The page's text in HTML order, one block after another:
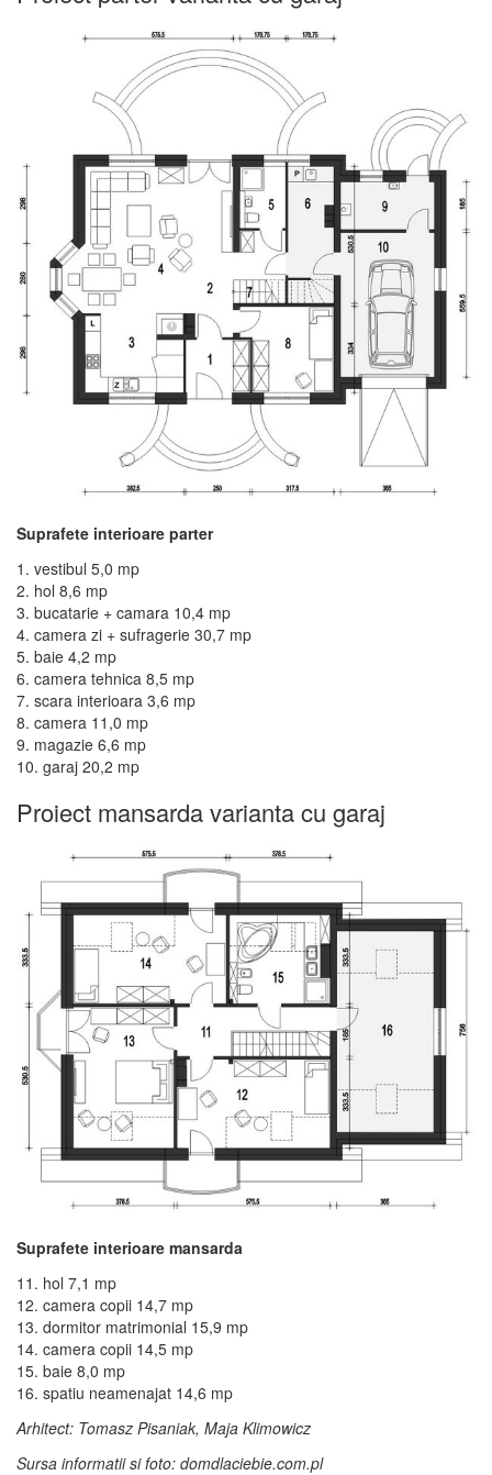
Suprafete interioare parter
1. vestibul 5,0 mp
2. hol 8,6 mp
3. bucatarie + camara 10,4 mp
4. camera zi + sufragerie 30,7 mp
5. baie 4,2 mp
6. camera tehnica 8,5 mp
7. scara interioara 3,6 mp
8. camera 11,0 mp
9. magazie 6,6 mp
10. garaj 20,2 mp
Proiect mansarda varianta cu garaj
Suprafete interioare mansarda
11. hol 7,1 mp
12. camera copii 14,7 mp
13. dormitor matrimonial 15,9 mp
14. camera copii 14,5 mp
15. baie 8,0 mp
16. spatiu neamenajat 14,6 mp
Arhitect: Tomasz Pisaniak, Maja Klimowicz
Sursa informatii si foto: domdlaciebie.com.pl